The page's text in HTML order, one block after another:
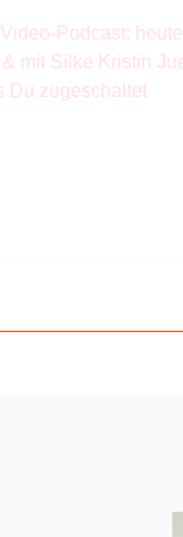
Video-Podcast:
mit Silke Kristin
Du zugeschaltet